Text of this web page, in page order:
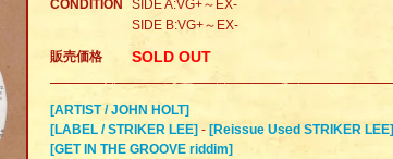
CONDITION
SIDE A:VG+～EX-
SIDE B:VG+～EX-
販売価格 SOLD OUT
[ARTIST / JOHN HOLT]
[LABEL / STRIKER LEE] - [Reissue Used STRIKER LEE]
[GET IN THE GROOVE riddim]